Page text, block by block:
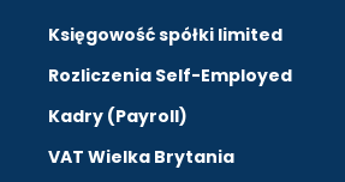
Księgowość spółki limited
Rozliczenia Self-Employed
Kadry (Payroll)
VAT Wielka Brytania